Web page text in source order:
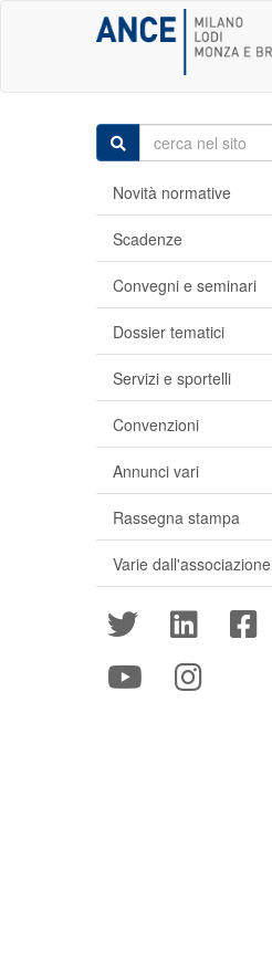
Novità normative
Scadenze
Convegni e seminari
Dossier tematici
Servizi e sportelli
Convenzioni
Annunci vari
Rassegna stampa
Varie dall'associazione